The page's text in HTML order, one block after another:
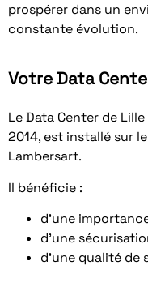
prospérer dans un
constante évolution.
Votre Data
Le Data Center de
2014, est installé sur
Lambersart.
Il bénéficie :
d’une
d’une
d’une qualité de